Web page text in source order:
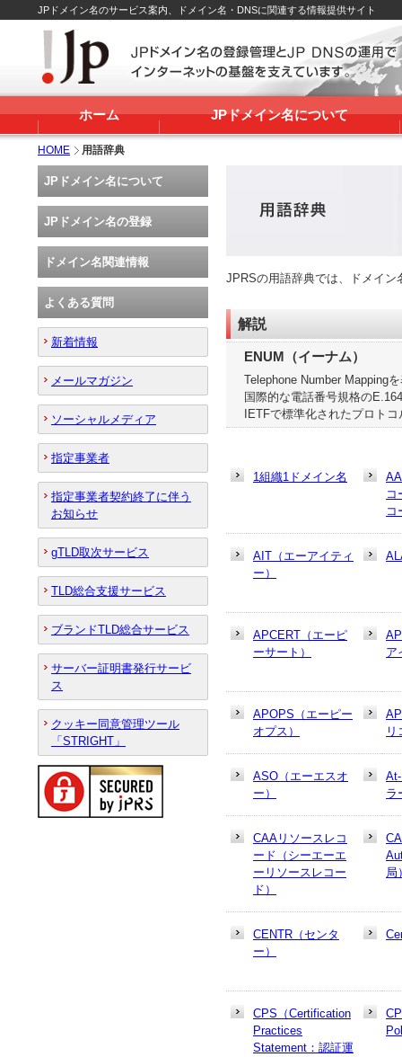
JPドメイン名のサービス案内、ドメイン名・DNSに関連する情報提供サイト
ホーム JPドメイン名について
HOME 用語辞典
JPRSの用語辞典では、ドメイ
解説
ENUM（イーナム）
Telephone Number Mapping
国際的な電話番号規格の
IETFで標準化されたプロト
1組織1ドメイン名
コ
コ
AIT（エーアイティ
ー）
APCERT（エーピ
ーサート）
ア
APOPS（エーピー
オプス）
リ
ASO（エーエスオ
ー）
ラ
CAAリソースレコ
ード（シーエーエ
ーリソースレコー
ド）
局
CENTR（センタ
ー）
CPS（Certification
Practices
Statement：認証運
JPドメイン名について
JPドメイン名の登録
ドメイン名関連情報
よくある質問
新着情報
メールマガジン
ソーシャルメディア
指定事業者
指定事業者契約終了に伴う
お知らせ
gTLD取次サービス
TLD総合支援サービス
ブランドTLD総合サービス
サーバー証明書発行サービ
ス
クッキー同意管理ツール
「STRIGHT」